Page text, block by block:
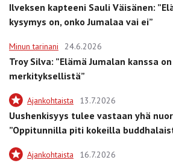
Ilveksen kapteeni Sauli Väisänen:
kysymys on, onko Jumalaa vai ei”
Minun tarinani 24.6.2026
Troy Silva: ”Elämä Jumalan kanssa
merkityksellistä”
Ajankohtaista 13.7.2026
Uushenkisyys tulee vastaan yhä
”Oppitunnilla piti kokeilla
Ajankohtaista 16.7.2026